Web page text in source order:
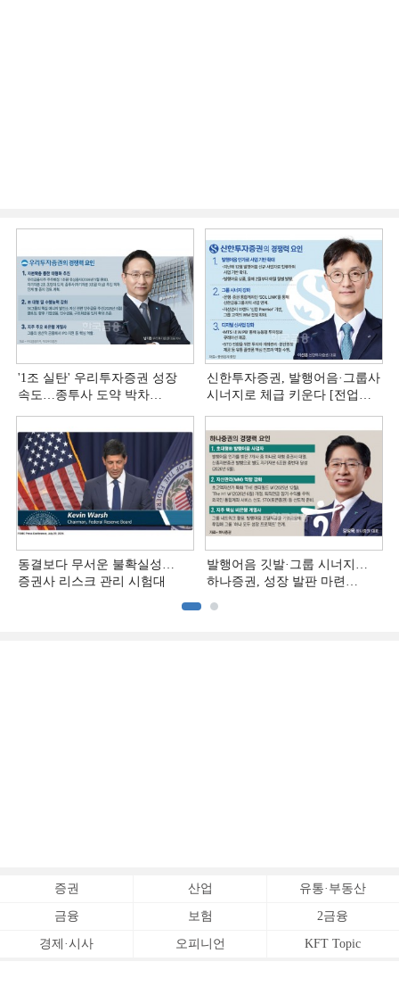
'1조 실탄' 우리투자증권 성장
속도…종투사 도약 박차
증권사 (5)]
신한투자증권, 발행어음·그룹사
시너지로 체급 키운다 [전업계
동결보다 무서운 불확실성…
증권사 리스크 관리 시험대
발행어음 깃발·그룹 시너지…
하나증권, 성장 발판 마련
증권 산업 유통·부동산
금융 보험 2금융
경제·시사 오피니언 KFT Topic